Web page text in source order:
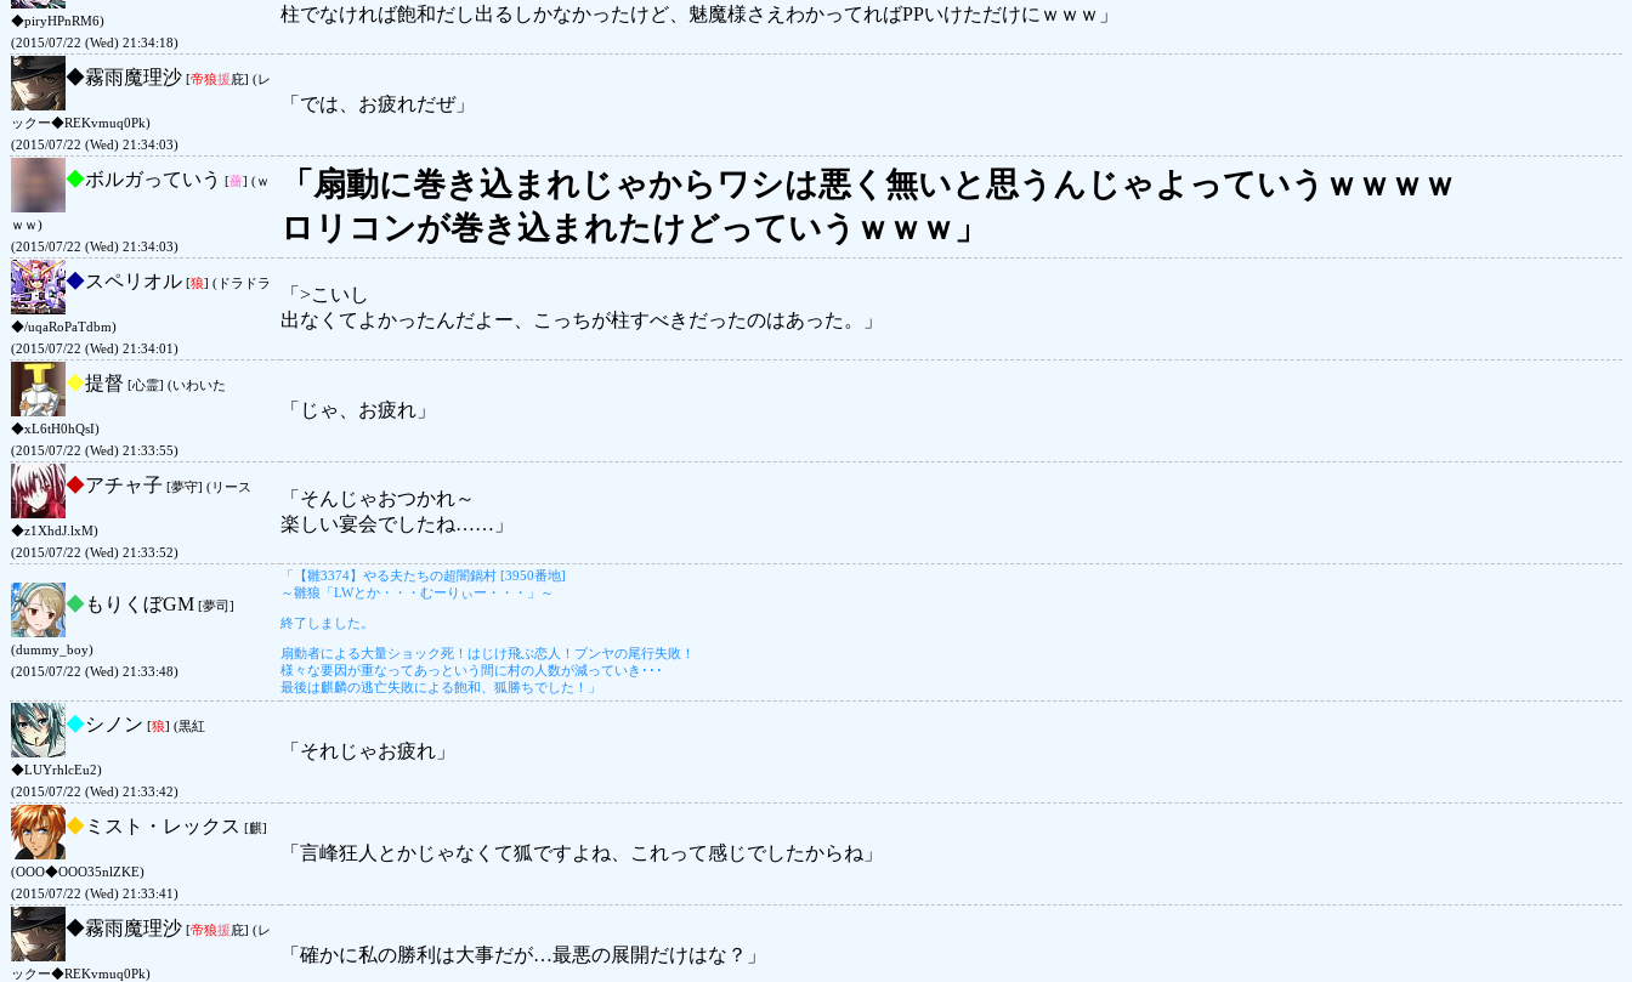
◆piryHPnRM6)
(2015/07/22 (Wed) 21:34:18)
柱でなければ飽和だし出るしかなかったけど、魅魔様さえわかってればPPいけただけにｗｗｗ」
◆霧雨魔理沙 [帝狼援庇] (レ
ックー◆REKvmuq0Pk)
(2015/07/22 (Wed) 21:34:03)
「では、お疲れだぜ」
◆ボルガっていう [薔] (ｗ
ｗｗ)
(2015/07/22 (Wed) 21:34:03)
「扇動に巻き込まれじゃからワシは悪く無いと思うんじゃよっていうｗｗｗｗ
ロリコンが巻き込まれたけどっていうｗｗｗ」
◆スペリオル [狼] (ドラドラ
◆/uqaRoPaTdbm)
(2015/07/22 (Wed) 21:34:01)
「>こいし
出なくてよかったんだよー、こっちが柱すべきだったのはあった。」
◆提督 [心霊] (いわいた
◆xL6tH0hQsI)
(2015/07/22 (Wed) 21:33:55)
「じゃ、お疲れ」
◆アチャ子 [夢守] (リース
◆z1XhdJ.lxM)
(2015/07/22 (Wed) 21:33:52)
「そんじゃおつかれ～
楽しい宴会でしたね……」
◆もりくぼGM [夢司]
(dummy_boy)
(2015/07/22 (Wed) 21:33:48)
「【雛3374】やる夫たちの超闇鍋村 [3950番地]
～雛狼「LWとか・・・むーりぃー・・・」～
終了しました。
扇動者による大量ショック死！はじけ飛ぶ恋人！ブンヤの尾行失敗！
様々な要因が重なってあっという間に村の人数が減っていき･･･
最後は麒麟の逃亡失敗による飽和、狐勝ちでした！」
◆シノン [狼] (黒紅
◆LUYrhlcEu2)
(2015/07/22 (Wed) 21:33:42)
「それじゃお疲れ」
◆ ミスト・レックス [麒]
(OOO◆OOO35nlZKE)
(2015/07/22 (Wed) 21:33:41)
「言峰狂人とかじゃなくて狐ですよね、これって感じでしたからね」
◆霧雨魔理沙 [帝狼援庇] (レ
ックー◆REKvmuq0Pk)
「確かに私の勝利は大事だが…最悪の展開だけはな？」